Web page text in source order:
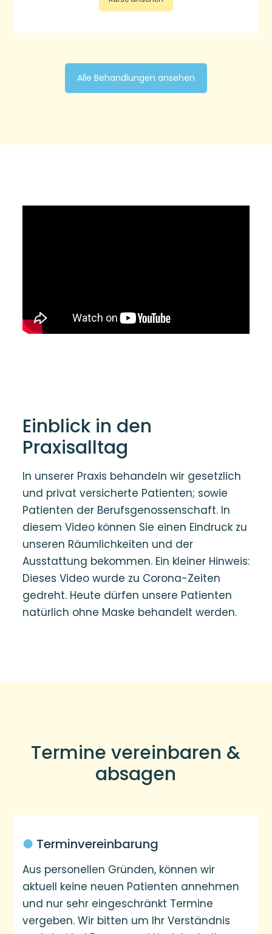
Alle Behandlungen ansehen
Einblick in den
Praxisalltag
In unserer Praxis behandeln wir gesetzlich
und privat versicherte Patienten; sowie
Patienten der Berufsgenossenschaft. In
diesem Video können Sie einen Eindruck zu
unseren Räumlichkeiten und der
Ausstattung bekommen. Ein kleiner Hinweis:
Dieses Video wurde zu Corona-Zeiten
gedreht. Heute dürfen unsere Patienten
natürlich ohne Maske behandelt werden.
Termine vereinbaren &
absagen
● Terminvereinbarung
Aus personellen Gründen, können wir
aktuell keine neuen Patienten annehmen
und nur sehr eingeschränkt Termine
vergeben. Wir bitten um Ihr Verständnis